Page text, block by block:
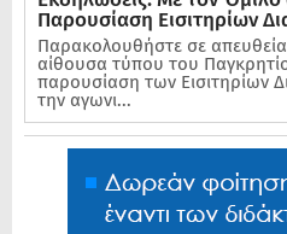
Παρουσίαση Εισιτηρίων
Παρακολουθήστε σε
αίθουσα τύπου του
παρουσίαση των Εισιτηρίων
την αγωνι...